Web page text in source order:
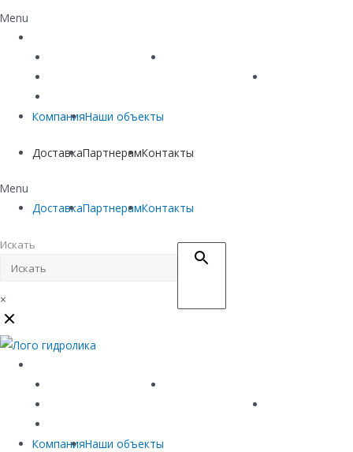
Menu
Линейный водоотвод
Материалы защиты и укрепления грунта
КомпанияНаши объекты
ДоставкаПартнерамКонтакты
Menu
ДоставкаПартнерамКонтакты
Искать
×
Линейный водоотвод
Материалы защиты и укрепления грунта
КомпанияНаши объекты